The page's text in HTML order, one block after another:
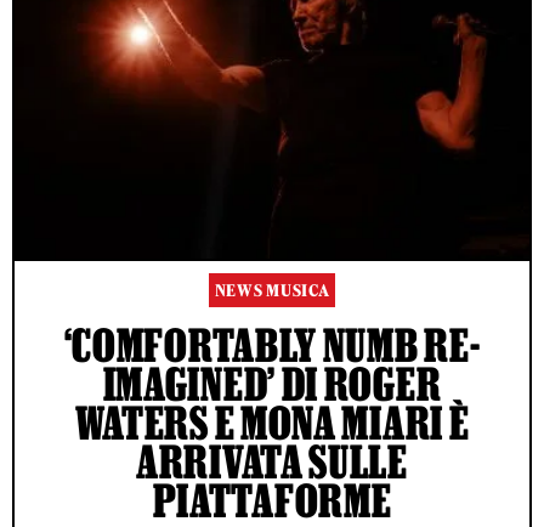
NEWS MUSICA
‘COMFORTABLY NUMB RE-
IMAGINED’ DI ROGER
WATERS E MONA MIARI È
ARRIVATA SULLE
PIATTAFORME